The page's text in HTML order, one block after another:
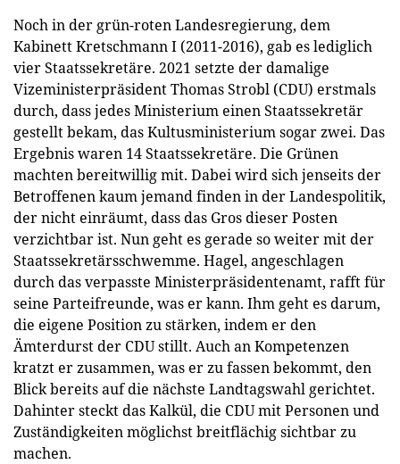
Noch in der grün-roten Landesregierung, dem
Kabinett Kretschmann I (2011-2016), gab es lediglich
vier Staatssekretäre. 2021 setzte der damalige
Vizeministerpräsident Thomas Strobl (CDU) erstmals
durch, dass jedes Ministerium einen Staatssekretär
gestellt bekam, das Kultusministerium sogar zwei. Das
Ergebnis waren 14 Staatssekretäre. Die Grünen
machten bereitwillig mit. Dabei wird sich jenseits der
Betroffenen kaum jemand finden in der Landespolitik,
der nicht einräumt, dass das Gros dieser Posten
verzichtbar ist. Nun geht es gerade so weiter mit der
Staatssekretärsschwemme. Hagel, angeschlagen
durch das verpasste Ministerpräsidentenamt, rafft für
seine Parteifreunde, was er kann. Ihm geht es darum,
die eigene Position zu stärken, indem er den
Ämterdurst der CDU stillt. Auch an Kompetenzen
kratzt er zusammen, was er zu fassen bekommt, den
Blick bereits auf die nächste Landtagswahl gerichtet.
Dahinter steckt das Kalkül, die CDU mit Personen und
Zuständigkeiten möglichst breitflächig sichtbar zu
machen.